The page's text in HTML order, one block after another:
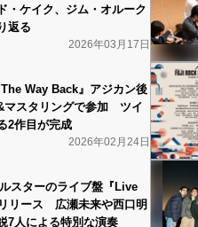
・ケイク、ジム・オルーク
返る
2026年03月17日
Way Back』アジカン後
マスタリングで参加 ツイ
2作目が完成
2026年02月24日
スターのライブ盤『Live
リース 広瀬未来や西口明
7人による特別な演奏